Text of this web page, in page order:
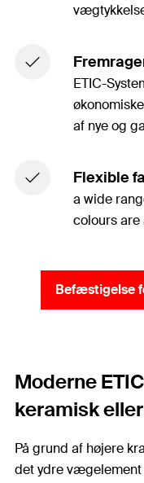
ETIC-
af nye og
Flexible
a wide
colours are
Befæstigelse
Moderne
keramisk
På grund af højere
det ydre